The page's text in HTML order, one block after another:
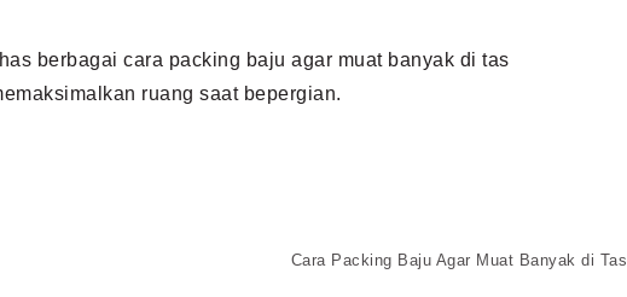
berbagai cara packing baju agar muat banyak di tas
ruang saat bepergian.
Cara Packing Baju Agar Muat Banyak di Tas